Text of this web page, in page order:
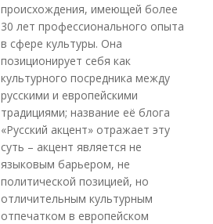
происхождения, имеющей более
30 лет профессионального опыта
в сфере культуры. Она
позиционирует себя как
культурного посредника между
русскими и европейскими
традициями; название её блога
«Русский акцент» отражает эту
суть – акцент является не
языковым барьером, не
политической позицией, но
отличительным культурным
отпечатком в европейском